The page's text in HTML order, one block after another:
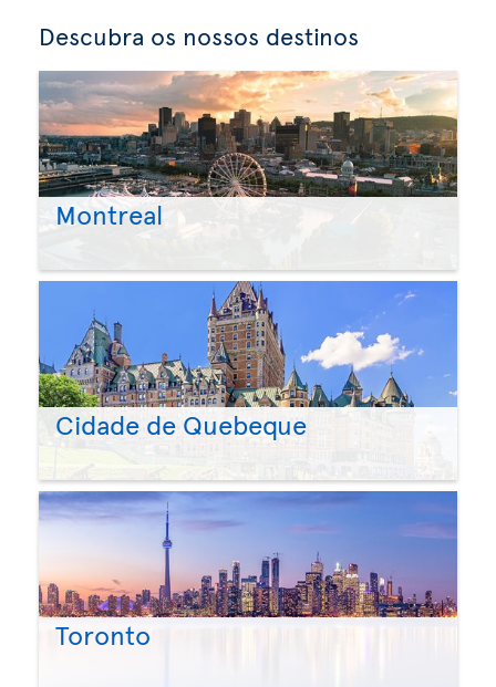
Descubra os nossos destinos
Montreal
Cidade de Quebeque
Toronto